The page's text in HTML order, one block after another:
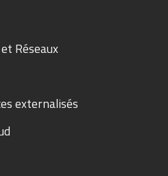
Réseaux
externalisés